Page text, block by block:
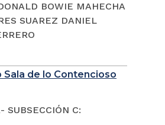
BOWIE MAHECHA
SUAREZ DANIEL
Sala de lo Contencioso
SUBSECCIÓN C: